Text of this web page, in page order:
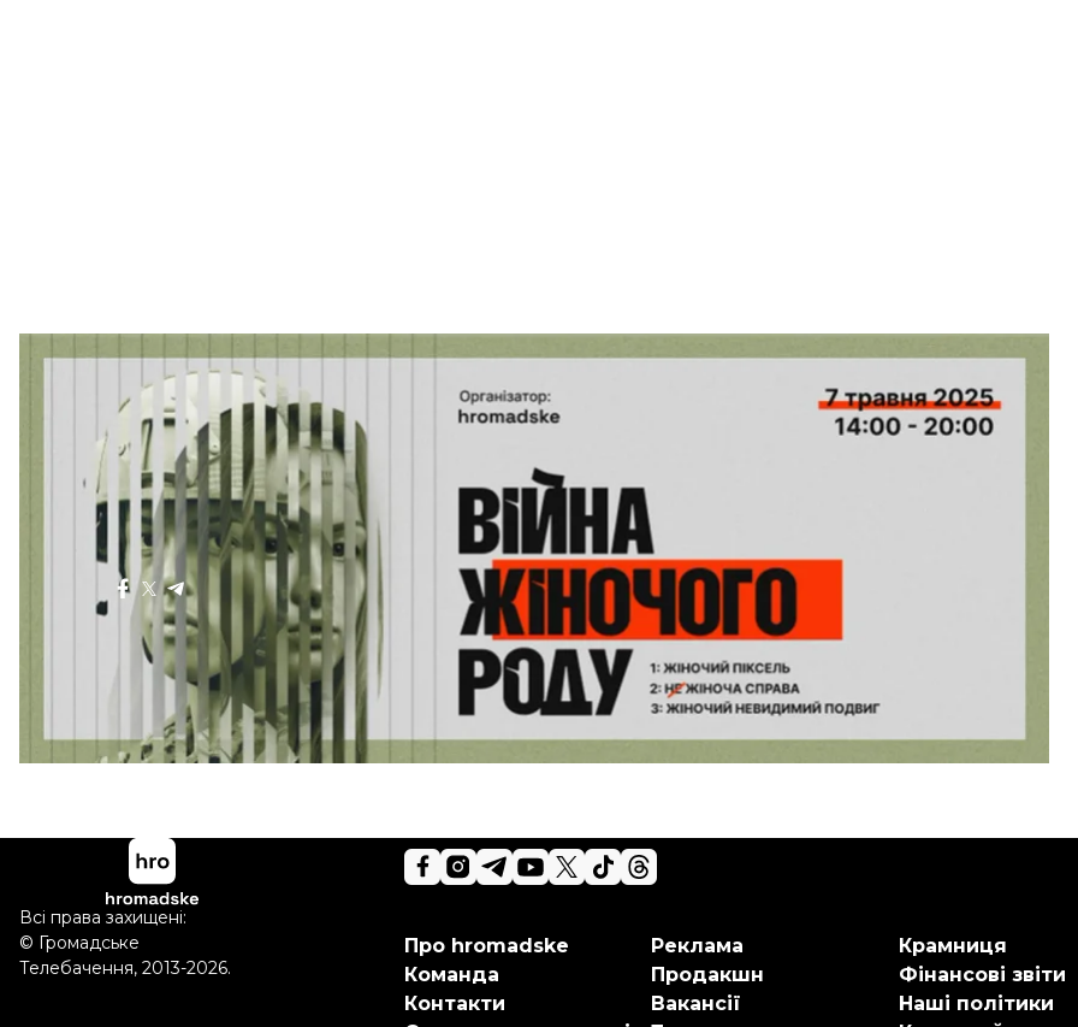
Детальніше
читайте також:
Японія надаватиме Україні розвідувальну інформацію із супутників — Intelegence Online
Більше про космос росія супутник
Про hromadske
Команда
Контакти
Реклама
Продакшн
Вакансії
Крамниця
Фінансові звіти
Наші політики
Всі права захищені:
© Громадське
Телебачення, 2013-2026.